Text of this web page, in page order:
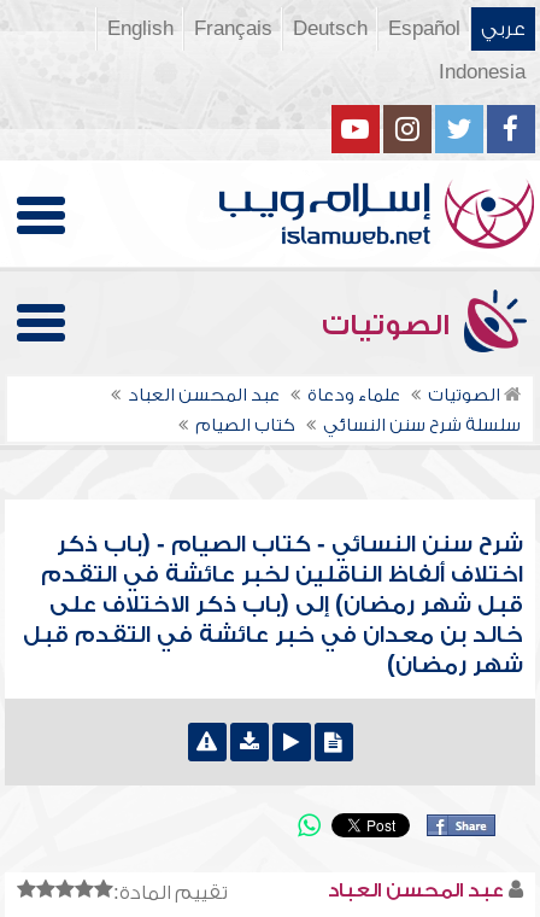
عربي Español
Deutsch
Français
English
Indonesia
الصوتيات
الصوتيات علماء ودعاة
عبد المحسن العباد
سلسلة شرح سنن النسائي
كتاب الصيام
شرح سنن النسائي - كتاب الصيام - (باب ذكر
اختلاف ألفاظ الناقلين لخبر عائشة في التقدم
قبل شهر رمضان) إلى (باب ذكر الاختلاف على
خالد بن معدان في خبر عائشة في التقدم قبل
شهر رمضان)
تقييم المادة: عبد المحسن العباد